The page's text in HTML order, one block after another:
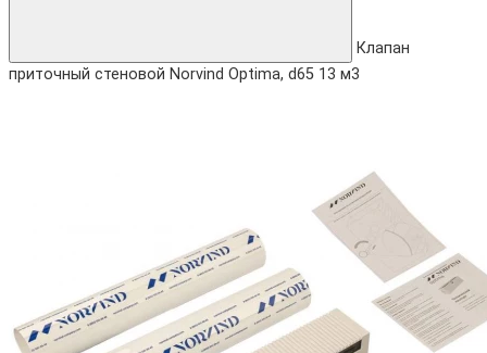
Клапан
приточный стеновой Norvind Optima, d65 13 м3